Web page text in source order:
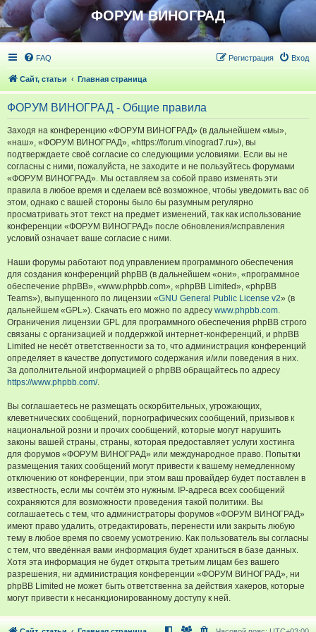
ФОРУМ ВИНОГРАД
FAQ Вход
Регистрация
Сайт, статьи Главная страница
ФОРУМ ВИНОГРАД - Общие правила
Заходя на конференцию «ФОРУМ ВИНОГРАД» (в дальнейшем «мы»,
«наш», «ФОРУМ ВИНОГРАД», «https://forum.vinograd7.ru»), вы
подтверждаете своё согласие со следующими условиями. Если вы не
согласны с ними, пожалуйста, не заходите и не пользуйтесь форумами
«ФОРУМ ВИНОГРАД». Мы оставляем за собой право изменять эти
правила в любое время и сделаем всё возможное, чтобы уведомить вас об
этом, однако с вашей стороны было бы разумным регулярно
просматривать этот текст на предмет изменений, так как использование
конференции «ФОРУМ ВИНОГРАД» после обновления/исправления
условий означает ваше согласие с ними.
Наши форумы работают под управлением программного обеспечения
для создания конференций phpBB (в дальнейшем «они», «программное
обеспечение phpBB», «www.phpbb.com», «phpBB Limited», «phpBB
Teams»), выпущенного по лицензии «GNU General Public License v2» (в
дальнейшем «GPL»). Скачать его можно по адресу www.phpbb.com.
Ограничения лицензии GPL для программного обеспечения phpBB строго
связаны с организацией и поддержкой интернет-конференций, и phpBB
Limited не несёт ответственности за то, что администрация конференций
определяет в качестве допустимого содержания и/или поведения в них.
За дополнительной информацией о phpBB обращайтесь по адресу
https://www.phpbb.com/.
Вы соглашаетесь не размещать оскорбительных, угрожающих,
клеветнических сообщений, порнографических сообщений, призывов к
национальной розни и прочих сообщений, которые могут нарушить
законы вашей страны, страны, которая предоставляет услуги хостинга
для форумов «ФОРУМ ВИНОГРАД» или международное право. Попытки
размещения таких сообщений могут привести к вашему немедленному
отключению от конференции, при этом ваш провайдер будет поставлен в
известность, если мы сочтём это нужным. IP-адреса всех сообщений
сохраняются для возможности проведения такой политики. Вы
соглашаетесь с тем, что администраторы форумов «ФОРУМ ВИНОГРАД»
имеют право удалить, отредактировать, перенести или закрыть любую
тему в любое время по своему усмотрению. Как пользователь вы согласны
с тем, что введённая вами информация будет храниться в базе данных.
Хотя эта информация не будет открыта третьим лицам без вашего
разрешения, ни администрация конференции «ФОРУМ ВИНОГРАД», ни
phpBB Limited не может быть ответственна за действия хакеров, которые
могут привести к несанкционированному доступу к ней.